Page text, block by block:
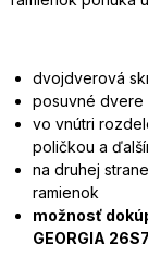
dvojdverová
posuvné dvere
vo vnútri
poličkou a
na druhej
ramienok
možnosť
GEORGIA